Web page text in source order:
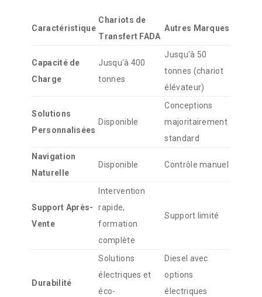
Caractéristique
Chariots de
Transfert FADA
Autres Marques
Capacité de
Charge
Jusqu'à 400
tonnes
Jusqu'à 50
tonnes (chariot
élévateur)
Solutions
Personnalisées
Disponible
Conceptions
majoritairement
standard
Navigation
Naturelle
Disponible Contrôle manuel
Support Après-
Vente
Intervention
rapide,
formation
complète
Support limité
Durabilité
Solutions
électriques et
éco-
Diesel avec
options
électriques